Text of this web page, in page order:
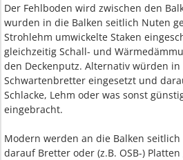
Der Fehlboden wird zwischen den
wurden in die Balken seitlich Nuten
Strohlehm umwickelte Staken
gleichzeitig Schall- und
den Deckenputz. Alternativ würden
Schwartenbretter eingesetzt und
Schlacke, Lehm oder was sonst
eingebracht.
Modern werden an die Balken
darauf Bretter oder (z.B. OSB-)